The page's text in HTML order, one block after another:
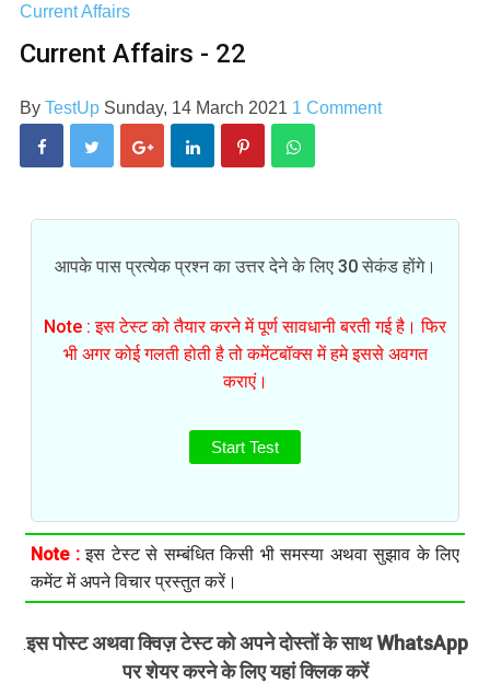
Current Affairs
Current Affairs - 22
By TestUp Sunday, 14 March 2021 1 Comment
आपके पास प्रत्येक प्रश्न का उत्तर देने के लिए 30 सेकंड होंगे।
Note : इस टेस्ट को तैयार करने में पूर्ण सावधानी बरती गई है। फिर
भी अगर कोई गलती होती है तो कमेंटबॉक्स में हमे इससे अवगत
कराएं।
Start Test
Note :इस टेस्ट से सम्बंधित किसी भी समस्या अथवा सुझाव के लिए
कमेंट में अपने विचार प्रस्तुत करें।
.इस पोस्ट अथवा क्विज़ टेस्ट को अपने दोस्तों के साथ WhatsApp
पर शेयर करने के लिए यहां क्लिक करें